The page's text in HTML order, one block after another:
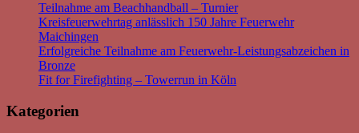
Teilnahme am Beachhandball – Turnier
Kreisfeuerwehrtag anlässlich 150 Jahre Feuerwehr
Maichingen
Erfolgreiche Teilnahme am Feuerwehr-Leistungsabzeichen in
Bronze
Fit for Firefighting – Towerrun in Köln
Kategorien